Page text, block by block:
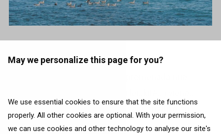
May we personalize this page for you?
We use essential cookies to ensure that the site functions
properly. All other cookies are optional. With your permission,
we can use cookies and other technology to analyse our site's
Marmuro jūra.